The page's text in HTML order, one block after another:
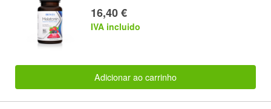
16,40 €
IVA incluido
Adicionar ao carrinho